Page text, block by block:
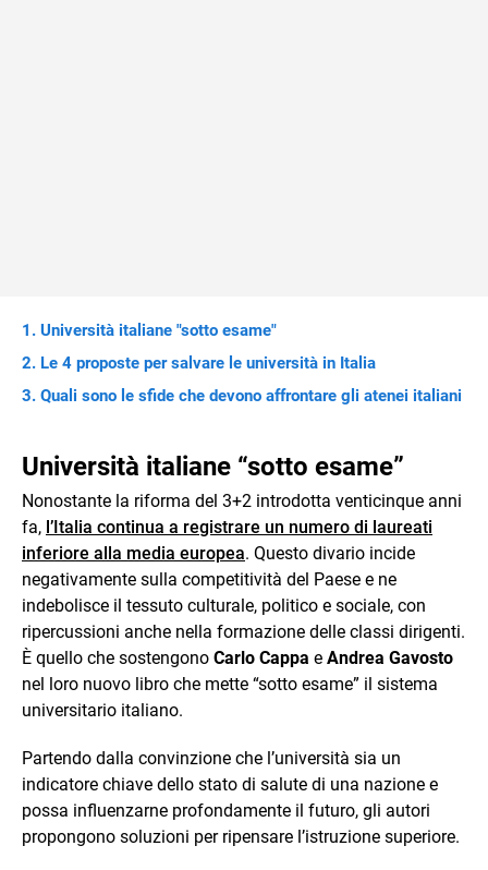
Università italiane "sotto esame"
Le 4 proposte per salvare le università in Italia
Quali sono le sfide che devono affrontare gli atenei italiani
Università italiane “sotto esame”
Nonostante la riforma del 3+2 introdotta venticinque anni
fa, l’Italia continua a registrare un numero di laureati
inferiore alla media europea. Questo divario incide
negativamente sulla competitività del Paese e ne
indebolisce il tessuto culturale, politico e sociale, con
ripercussioni anche nella formazione delle classi dirigenti.
È quello che sostengono Carlo Cappa e Andrea Gavosto
nel loro nuovo libro che mette “sotto esame” il sistema
universitario italiano.
Partendo dalla convinzione che l’università sia un
indicatore chiave dello stato di salute di una nazione e
possa influenzarne profondamente il futuro, gli autori
propongono soluzioni per ripensare l’istruzione superiore.